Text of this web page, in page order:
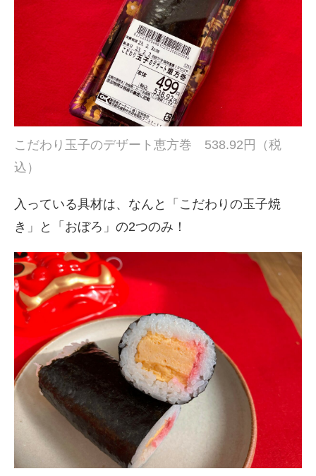
こだわり玉子のデザート恵方巻 538.92円（税
込）
入っている具材は、なんと「こだわりの玉子焼
き」と「おぼろ」の2つのみ！